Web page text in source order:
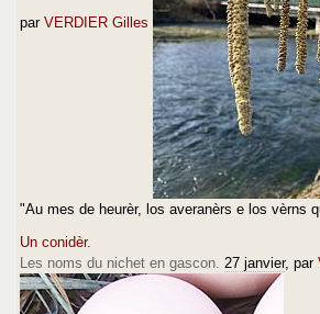
par VERDIER Gilles
"Au mes de heurèr, los averanèrs e los vèrns
Un conidèr.
Les noms du nichet en gascon. 27 janvier, par